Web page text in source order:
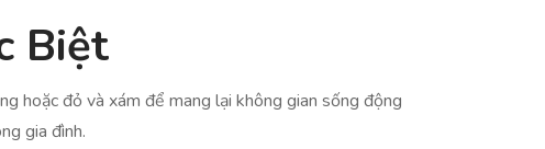
Biệt
hoặc đỏ và xám để mang lại không gian sống động
gia đình.